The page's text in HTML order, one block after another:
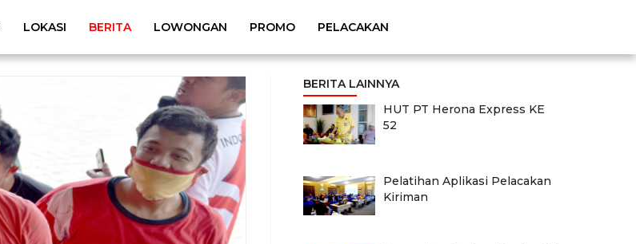
LOKASI BERITA LOWONGAN PROMO PELACAKAN
BERITA LAINNYA
HUT PT Herona Express KE
52
Pelatihan Aplikasi Pelacakan
Kiriman